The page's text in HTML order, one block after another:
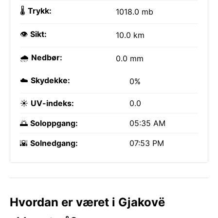
🌡️ Trykk: 1018.0 mb
👁️ Sikt: 10.0 km
🌧️ Nedbør: 0.0 mm
☁️ Skydekke: 0%
☀️ UV-indeks: 0.0
🌅 Soloppgang: 05:35 AM
🌇 Solnedgang: 07:53 PM
Hvordan er været i Gjakovë